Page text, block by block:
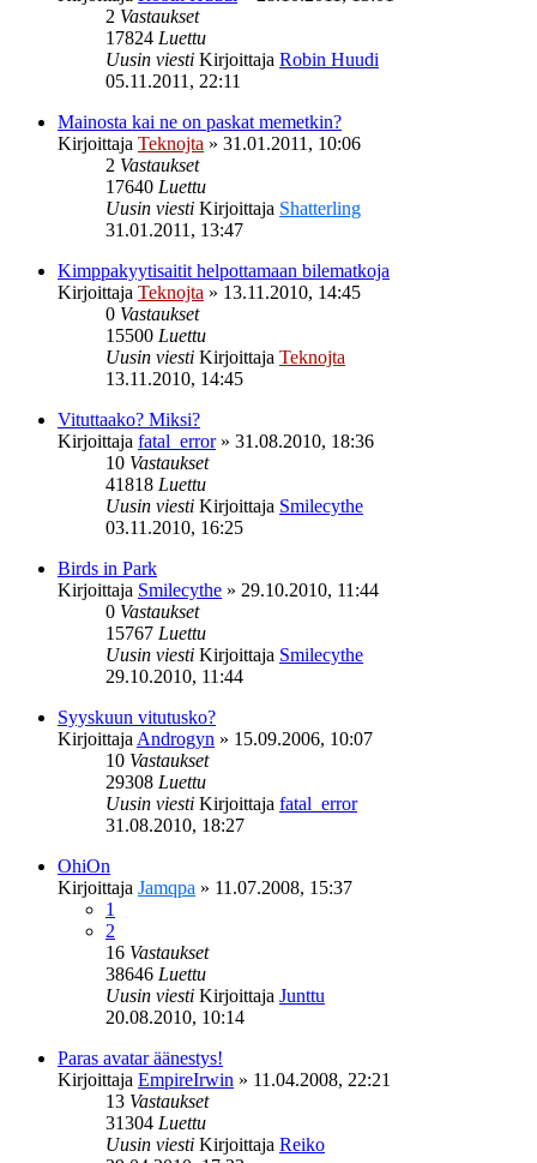
2 Vastaukset
17824 Luettu
Uusin viesti Kirjoittaja Robin Huudi
05.11.2011, 22:11
Mainosta kai ne on paskat memetkin?
Kirjoittaja Teknojta » 31.01.2011, 10:06
2 Vastaukset
17640 Luettu
Uusin viesti Kirjoittaja Shatterling
31.01.2011, 13:47
Kimppakyytisaitit helpottamaan bilematkoja
Kirjoittaja Teknojta » 13.11.2010, 14:45
0 Vastaukset
15500 Luettu
Uusin viesti Kirjoittaja Teknojta
13.11.2010, 14:45
Vituttaako? Miksi?
Kirjoittaja fatal_error» 31.08.2010, 18:36
10 Vastaukset
41818 Luettu
Uusin viesti Kirjoittaja Smilecythe
03.11.2010, 16:25
Birds in Park
Kirjoittaja Smilecythe » 29.10.2010, 11:44
0 Vastaukset
15767 Luettu
Uusin viesti Kirjoittaja Smilecythe
29.10.2010, 11:44
Syyskuun vitutusko?
Kirjoittaja Androgyn » 15.09.2006, 10:07
10 Vastaukset
29308 Luettu
Uusin viesti Kirjoittaja fatal_error
31.08.2010, 18:27
OhiOn
Kirjoittaja Jamqpa » 11.07.2008, 15:37
1
2
16 Vastaukset
38646 Luettu
Uusin viesti Kirjoittaja Junttu
20.08.2010, 10:14
Paras avatar äänestys!
Kirjoittaja EmpireIrwin » 11.04.2008, 22:21
13 Vastaukset
31304 Luettu
Uusin viesti Kirjoittaja Reiko